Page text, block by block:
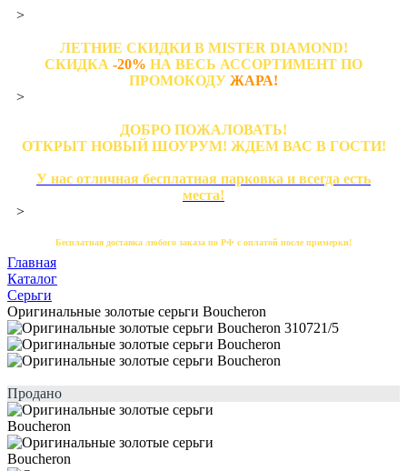
>
ЛЕТНИЕ СКИДКИ В MISTER DIAMOND!
СКИДКА -20% НА ВЕСЬ АССОРТИМЕНТ ПО
ПРОМОКОДУ ЖАРА!
>
ДОБРО ПОЖАЛОВАТЬ!
ОТКРЫТ НОВЫЙ ШОУРУМ! ЖДЕМ ВАС В ГОСТИ!
У нас отличная бесплатная парковка и всегда есть
места!
>
Бесплатная доставка любого заказа по РФ с оплатой после примерки!
Главная
Каталог
Серьги
Оригинальные золотые серьги Boucheron
Продано